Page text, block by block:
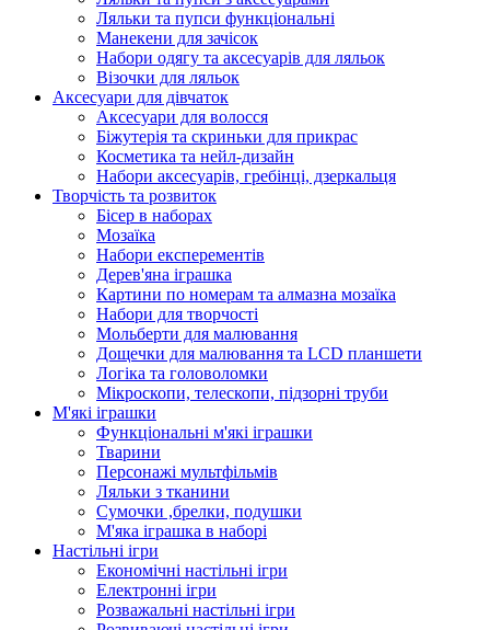
Ляльки та пупси функціональні
Манекени для зачісок
Набори одягу та аксесуарів для ляльок
Візочки для ляльок
Аксесуари для дівчаток
Аксесуари для волосся
Біжутерія та скриньки для прикрас
Косметика та нейл-дизайн
Набори аксесуарів, гребінці, дзеркальця
Творчість та розвиток
Бісер в наборах
Мозаїка
Набори експерементів
Дерев'яна іграшка
Картини по номерам та алмазна мозаїка
Набори для творчості
Мольберти для малювання
Дощечки для малювання та LCD планшети
Логіка та головоломки
Мікроскопи, телескопи, підзорні труби
М'які іграшки
Функціональні м'які іграшки
Тварини
Персонажі мультфільмів
Ляльки з тканини
Сумочки ,брелки, подушки
М'яка іграшка в наборі
Настільні ігри
Економічні настільні ігри
Електронні ігри
Розважальні настільні ігри